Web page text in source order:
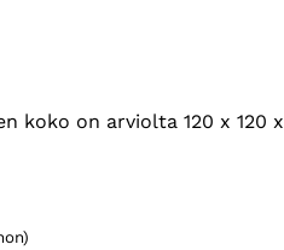
koko on arviolta 120 x 120 x